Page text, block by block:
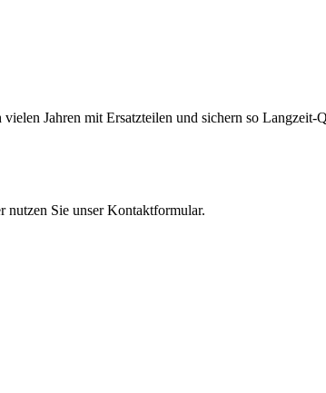
Jahren mit Ersatzteilen und sichern so Langzeit-
nutzen Sie unser Kontaktformular.